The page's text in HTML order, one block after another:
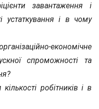
завантаження і
устаткування і в чому
економічне
спроможності та
робітників і в